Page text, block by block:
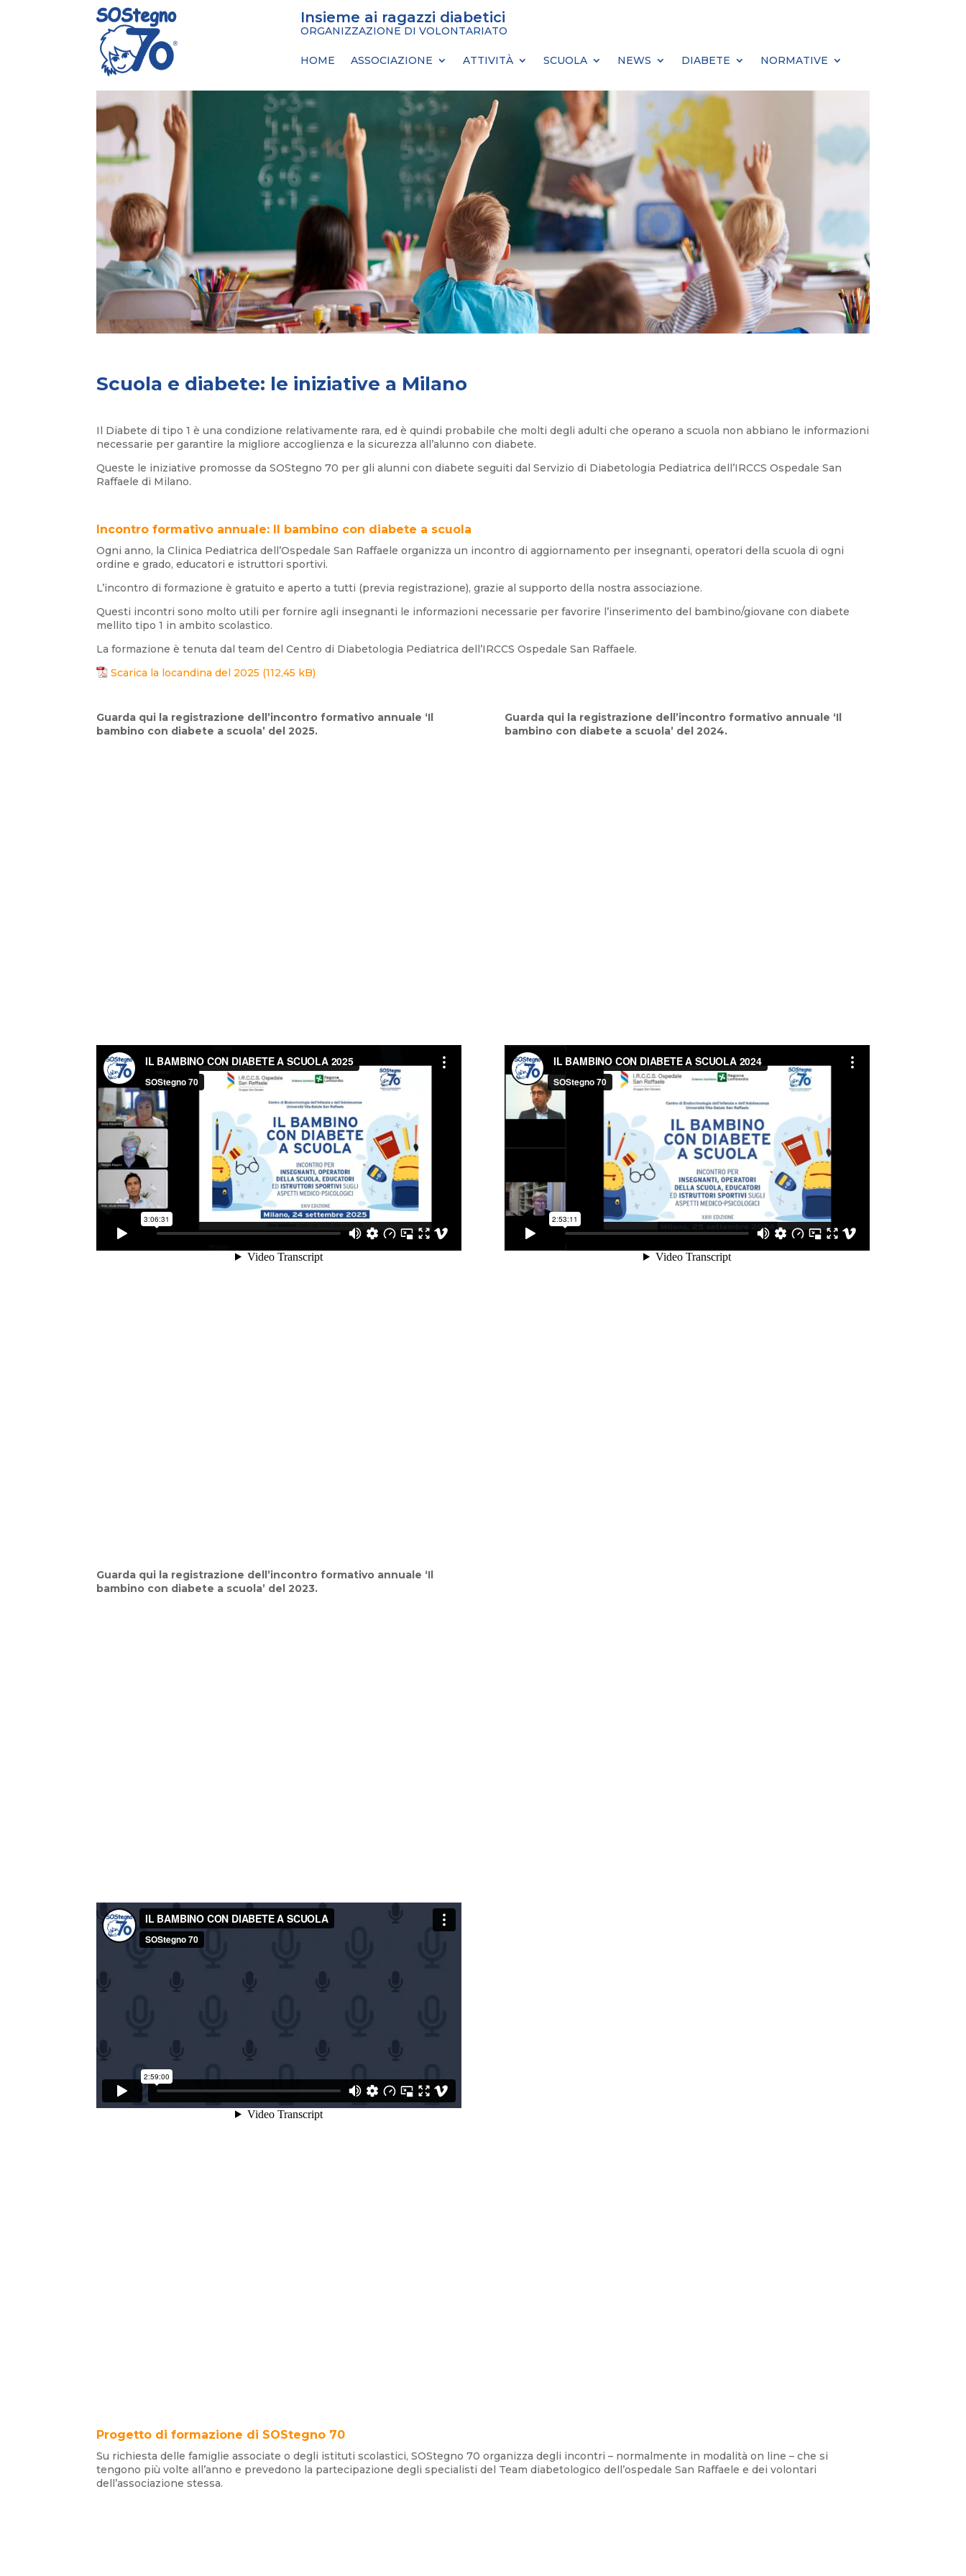
Insieme ai ragazzi diabetici
ORGANIZZAZIONE DI VOLONTARIATO
HOME ASSOCIAZIONE ATTIVITÀ SCUOLA NEWS DIABETE NORMATIVE
Scuola e diabete: le iniziative a Milano
Il Diabete di tipo 1 è una condizione relativamente rara, ed è quindi probabile che molti degli adulti che operano a scuola non abbiano le informazioni
necessarie per garantire la migliore accoglienza e la sicurezza all’alunno con diabete.
Queste le iniziative promosse da SOStegno 70 per gli alunni con diabete seguiti dal Servizio di Diabetologia Pediatrica dell’IRCCS Ospedale San
Raffaele di Milano.
Incontro formativo annuale: Il bambino con diabete a scuola
Ogni anno, la Clinica Pediatrica dell’Ospedale San Raffaele organizza un incontro di aggiornamento per insegnanti, operatori della scuola di ogni
ordine e grado, educatori e istruttori sportivi.
L’incontro di formazione è gratuito e aperto a tutti (previa registrazione), grazie al supporto della nostra associazione.
Questi incontri sono molto utili per fornire agli insegnanti le informazioni necessarie per favorire l’inserimento del bambino/giovane con diabete
mellito tipo 1 in ambito scolastico.
La formazione è tenuta dal team del Centro di Diabetologia Pediatrica dell’IRCCS Ospedale San Raffaele.
Scarica la locandina del 2025
Guarda qui la registrazione dell’incontro formativo annuale ‘Il
bambino con diabete a scuola’ del 2025.
Guarda qui la registrazione dell’incontro formativo annuale ‘Il
bambino con diabete a scuola’ del 2023.
Guarda qui la registrazione dell’incontro formativo annuale ‘Il
bambino con diabete a scuola’ del 2024.
Progetto di formazione di SOStegno 70
Su richiesta delle famiglie associate o degli istituti scolastici, SOStegno 70 organizza degli incontri – normalmente in modalità on line – che si
tengono più volte all’anno e prevedono la partecipazione degli specialisti del Team diabetologico dell’ospedale San Raffaele e dei volontari
dell’associazione stessa.